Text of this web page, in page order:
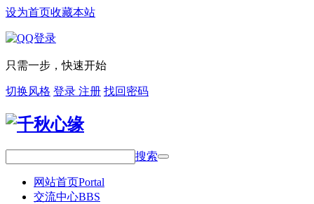
设为首页收藏本站
只需一步，快速开始
切换风格 登录 注册 找回密码
搜索
网站首页Portal
交流中心BBS